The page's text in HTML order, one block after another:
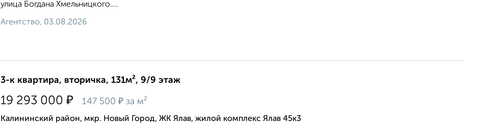
улица Богдана Хмельницкого....
Агентство, 03.08.2026
3-к квартира, вторичка, 131м², 9/9 этаж
19 293 000 ₽ 147 500 ₽ за м²
Калининский район, мкр. Новый Город, ЖК Ялав, жилой комплекс Ялав 45к3